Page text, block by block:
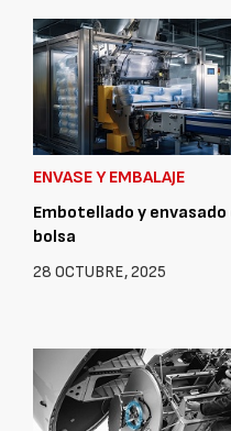
ENVASE Y EMBALAJE
Embotellado y envasado
bolsa
28 OCTUBRE, 2025